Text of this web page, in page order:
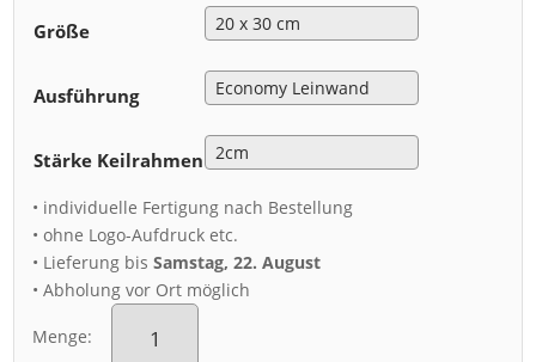
Größe
Ausführung
Stärke Keilrahmen
• individuelle Fertigung nach Bestellung
• ohne Logo-Aufdruck etc.
• Lieferung bisSamstag, 22. August
• Abholung vor Ort möglich
Menge:
Leinwand
(01281)